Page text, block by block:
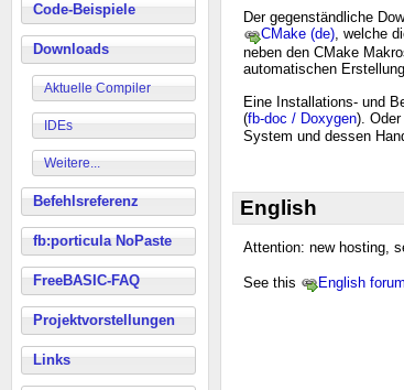
Code-Beispiele
Downloads
Aktuelle Compiler
IDEs
Weitere...
Befehlsreferenz
fb:porticula NoPaste
FreeBASIC-FAQ
Projektvorstellungen
Links
Der gegenständliche
CMake (de), welche
neben den CMake
automatischen
Eine Installations- und
(fb-doc / Doxygen).
System und dessen
English
Attention: new hosting,
See this English